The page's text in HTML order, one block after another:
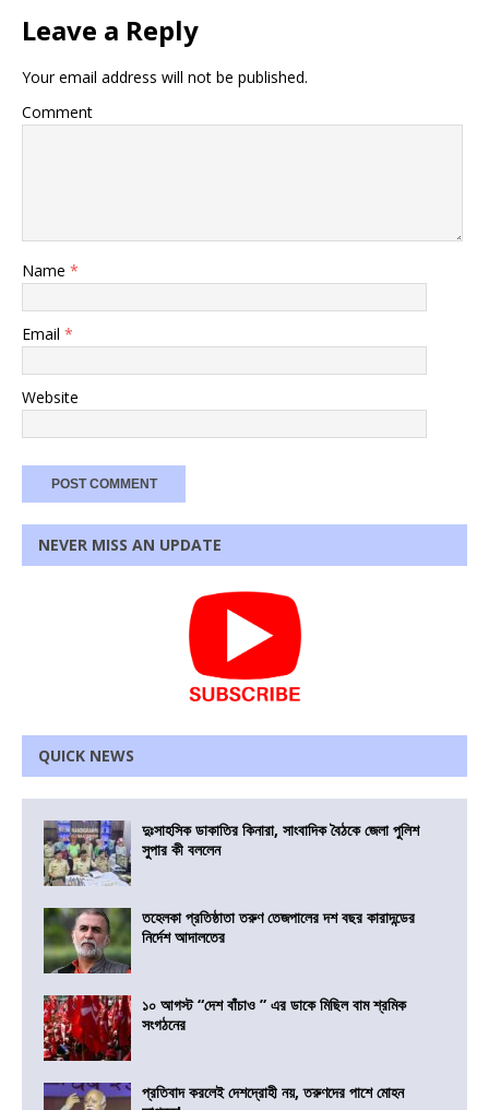
Leave a Reply
Your email address will not be published.
Comment
Name *
Email *
Website
NEVER MISS AN UPDATE
QUICK NEWS
দুঃসাহসিক ডাকাতির কিনারা, সাংবাদিক বৈঠকে জেলা পুলিশ
সুপার কী বললেন
তহেলকা প্রতিষ্ঠাতা তরুণ তেজপালের দশ বছর কারাদন্ডের
নির্দেশ আদালতের
১০ আগস্ট “দেশ বাঁচাও ” এর ডাকে মিছিল বাম শ্রমিক
সংগঠনের
প্রতিবাদ করলেই দেশদ্রোহী নয়, তরুণদের পাশে মোহন